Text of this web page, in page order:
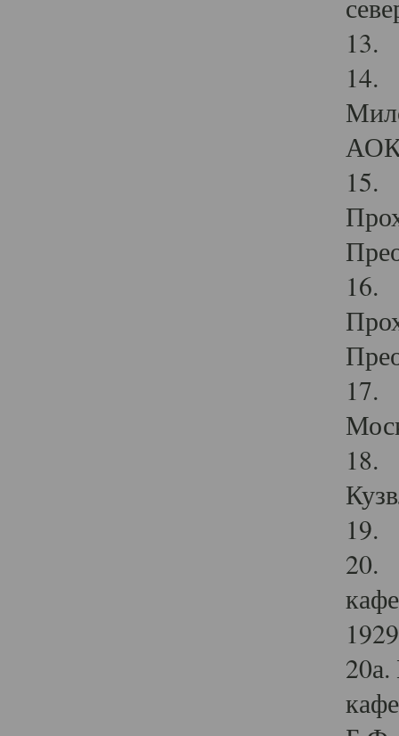
13.
14.
15.
16.
17.
18.
19.
20.